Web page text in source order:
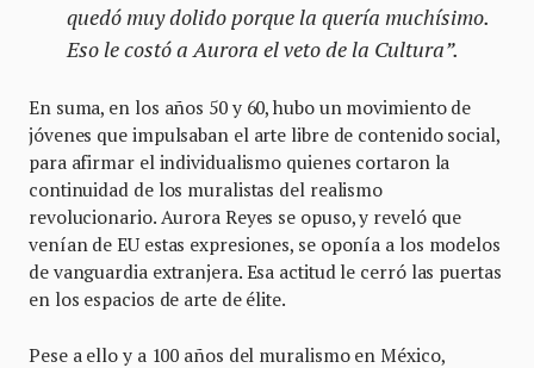
quedó muy dolido porque la quería muchísimo.
Eso le costó a Aurora el veto de la Cultura”.
En suma, en los años 50 y 60, hubo un movimiento de
jóvenes que impulsaban el arte libre de contenido social,
para afirmar el individualismo quienes cortaron la
continuidad de los muralistas del realismo
revolucionario. Aurora Reyes se opuso, y reveló que
venían de EU estas expresiones, se oponía a los modelos
de vanguardia extranjera. Esa actitud le cerró las puertas
en los espacios de arte de élite.
Pese a ello y a 100 años del muralismo en México,